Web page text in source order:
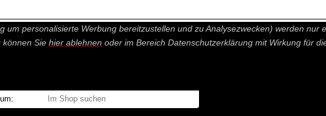
gesetzt. Technisch nicht notwendige Cookies und Statistik Funktionen, die
um personalisierte Werbung bereitzustellen und zu Analysezwecken) werden
können Sie hier ablehnen oder im Bereich Datenschutzerklärung mit Wirkung für